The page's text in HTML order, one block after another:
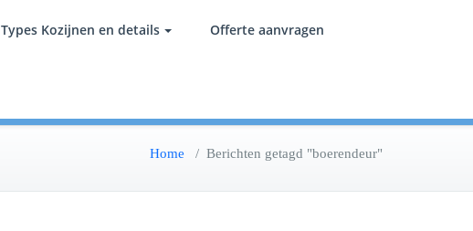
Types Kozijnen en details Offerte aanvragen
Home / Berichten getagd "boerendeur"